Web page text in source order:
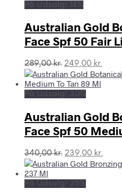
På Udsalg! 14%
Australian Gold
Face Spf 50 Fair
289,00kr. Den
oprindelige
pris
var:
249,00 kr.
På Udsalg! 30%
Australian Gold
Face Spf 50
340,00kr. Den
oprindelige
var:
239,00 kr.
På Udsalg! 25%